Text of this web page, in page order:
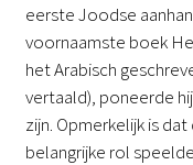
eerste Joodse
voornaamste boek
het Arabisch
vertaald), poneerde
zijn. Opmerkelijk is
belangrijke rol